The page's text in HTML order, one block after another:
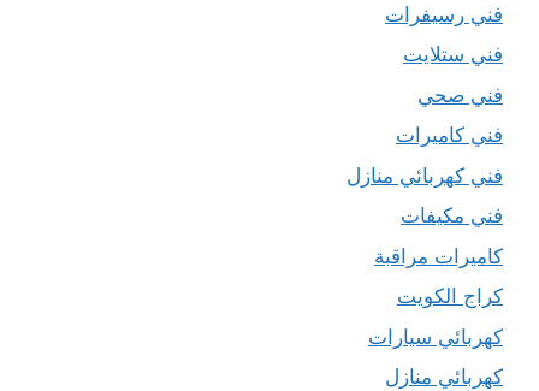
فني رسيفرات
فني ستلايت
فني صحي
فني كاميرات
فني كهربائي منازل
فني مكيفات
كاميرات مراقبة
كراج الكويت
كهربائي سيارات
كهربائي منازل